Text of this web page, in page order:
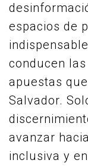
espacios de
conducen
apuestas
Salvador.
avanzar
inclusiva y